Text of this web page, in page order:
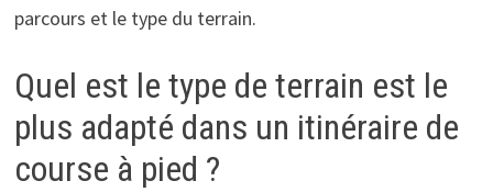
parcours et le type du terrain.
Quel est le type de terrain est le
plus adapté dans un itinéraire de
course à pied ?